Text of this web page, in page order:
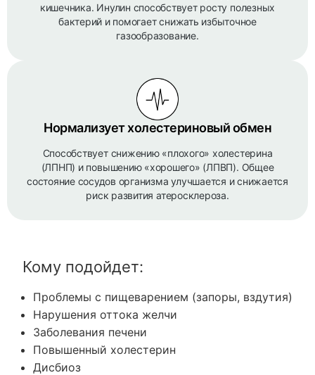
кишечника. Инулин способствует росту полезных
бактерий и помогает снижать избыточное
газообразование.
Нормализует холестериновый обмен
Способствует снижению «плохого» холестерина
(ЛПНП) и повышению «хорошего» (ЛПВП). Общее
состояние сосудов организма улучшается и снижается
риск развития атеросклероза.
Кому подойдет:
Проблемы с пищеварением (запоры, вздутия)
Нарушения оттока желчи
Заболевания печени
Повышенный холестерин
Дисбиоз